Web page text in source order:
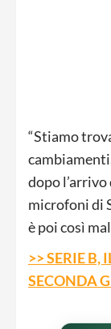
“Stiamo
dopo
microfoni di
è poi così
>> SERIE B,
SECONDA